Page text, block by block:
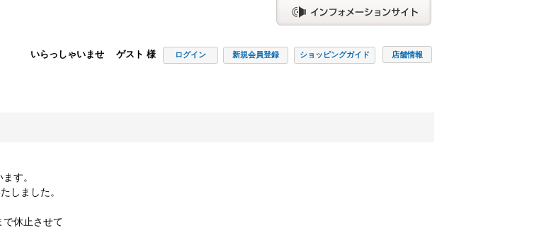
いらっしゃいませ ゲスト 様 ログイン 新規会員登録 ショッピングガイド 店舗情報
す。
しました。
休止させて